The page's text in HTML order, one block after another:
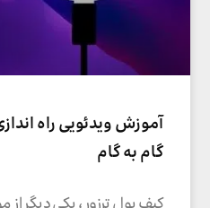
آموزش ویدئویی راه
گام به گام
کیف پول ترزور ، یکی دیگر از